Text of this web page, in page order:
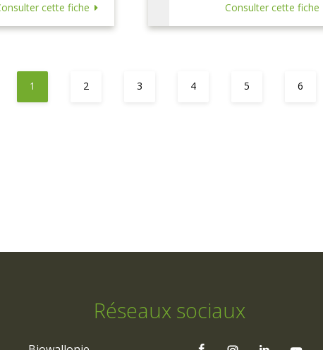
cette fiche Consulter cette fiche
1 2 3 4 5 6
Réseaux sociaux